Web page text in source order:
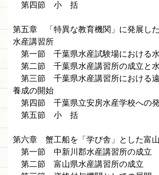
第四節 小 括
第五章 「特異な教育機関」に発展し
水産講習所
第一節 千葉県水産試験場における
第二節 千葉県水産講習所の成立と
第三節 千葉県水産講習所における
養成の開始
第四節 千葉県立安房水産学校への
第五節 小 括
第六章 蟹工船を「学び舎」とした富
第一節 中新川郡水産講習所の成立
第二節 富山県水産講習所の成立